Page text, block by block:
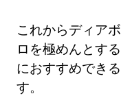
これからディア
ロを極めんとす
におすすめでき
す。